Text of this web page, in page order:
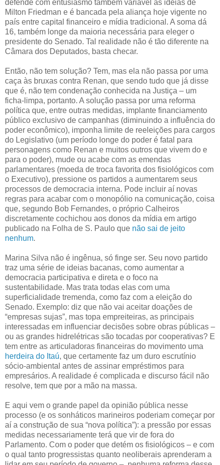
defende com entusiasmo também variável as ideias de
Milton Friedman e é bancada pela aliança hoje vigente no
país entre capital financeiro e mídia tradicional. A soma dá
16, também longe da maioria necessária para eleger o
presidente do Senado. Tal realidade não é tão diferente na
Câmara dos Deputados, basta checar.
Então, não tem solução? Tem, mas ela não passa por uma
caça às bruxas contra Renan, que sendo tudo que já disse
que é, não tem condenação conhecida na Justiça – um
ficha-limpa, portanto. A solução passa por uma reforma
política que, entre outras medidas, implante financiamento
público exclusivo de campanhas (diminuindo a influência do
poder econômico), imponha limite de reeleições para cargos
do Legislativo (um período longe do poder é fatal para
personagens como Renan e muitos outros que vivem do e
para o poder), mude ou acabe com as emendas
parlamentares (moeda de troca favorita dos fisiológicos com
o Executivo), pressione os partidos a aumentarem seus
processos de democracia interna. Pode incluir aí novas
regras para acabar com o monopólio na comunicação, coisa
que, segundo Bob Fernandes, o próprio Calheiros
discretamente cochichou aos donos da mídia em artigo
publicado na Folha de S. Paulo que não sai de jeito
nenhum.
Marina Silva não é ingênua, só finge ser. Seu novo partido
traz uma série de ideias bacanas, como aumentar a
democracia participativa e direta e o foco na
sustentabilidade. Mas trata todas elas com uma
superficialidade tremenda, como faz com a eleição do
Senado. Exemplo: diz que não vai aceitar doações de
“empresas sujas”, mas topa empreiteiras, as principais
interessadas em influenciar decisões sobre obras públicas –
ou as grandes hidrelétricas são tocadas por cooperativas? E
tem entre as articuladoras financeiras do movimento uma
herdeira do Itaú, que certamente faz um duro escrutínio
sócio-ambiental antes de assinar empréstimos para
empresários. A realidade é complicada e discurso fácil não
resolve, tem que por a mão na massa.
E aqui vem o grande papel da opinião pública nesse
processo (e os sonháticos marineiros poderiam começar por
aí a construção de sua “nova política”): a pressão por essas
medidas necessariamente terá que vir de fora do
Parlamento. Com o poder que detém os fisiológicos – e com
o qual tanto progressistas quanto neoliberais aprenderam a